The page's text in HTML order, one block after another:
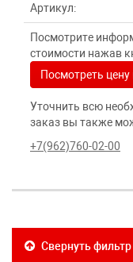
Артикул:
Посмотрите
стоимости нажав
Посмотреть цену
Уточнить всю
заказ вы также
+7(962)760-02-00
Свернуть фильтр